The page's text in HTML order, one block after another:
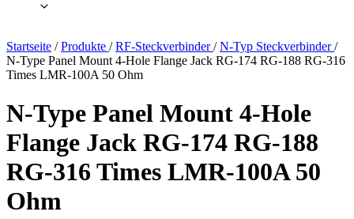
Startseite / Produkte / RF-Steckverbinder/ N-Typ Steckverbinder/
N-Type Panel Mount 4-Hole Flange Jack RG-174 RG-188 RG-316
Times LMR-100A 50 Ohm
N-Type Panel Mount 4-Hole
Flange Jack RG-174 RG-188
RG-316 Times LMR-100A 50
Ohm